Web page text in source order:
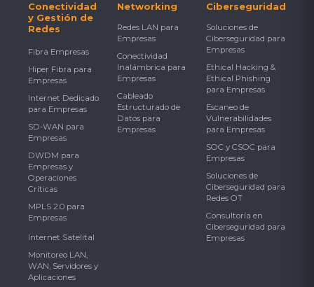
Conectividad
y Gestión de
Redes
Fibra Empresas
Hiper Fibra para
Empresas
Internet Dedicado
para Empresas
SD-WAN para
Empresas
DWDM para
Empresas y
Operaciones
Críticas
MPLS 2.0 para
Empresas
Internet Satelital
Monitoreo LAN,
WAN, Servidores y
Aplicaciones
Networking
Redes LAN para
Empresas
Conectividad
Inalámbrica para
Empresas
Cableado
Estructurado de
Datos para
Empresas
Ciberseguridad
Soluciones de
Ciberseguridad para
Empresas
Ethical Hacking &
Ethical Phishing
para Empresas
Escaneo de
Vulnerabilidades
para Empresas
SOC y CSOC para
Empresas
Soluciones de
Ciberseguridad para
Redes OT
Consultoría en
Ciberseguridad para
Empresas